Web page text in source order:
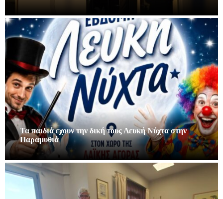
Τα παιδιά εχουν την δική τους Λευκή Νύχτα στην
Παραμυθιά